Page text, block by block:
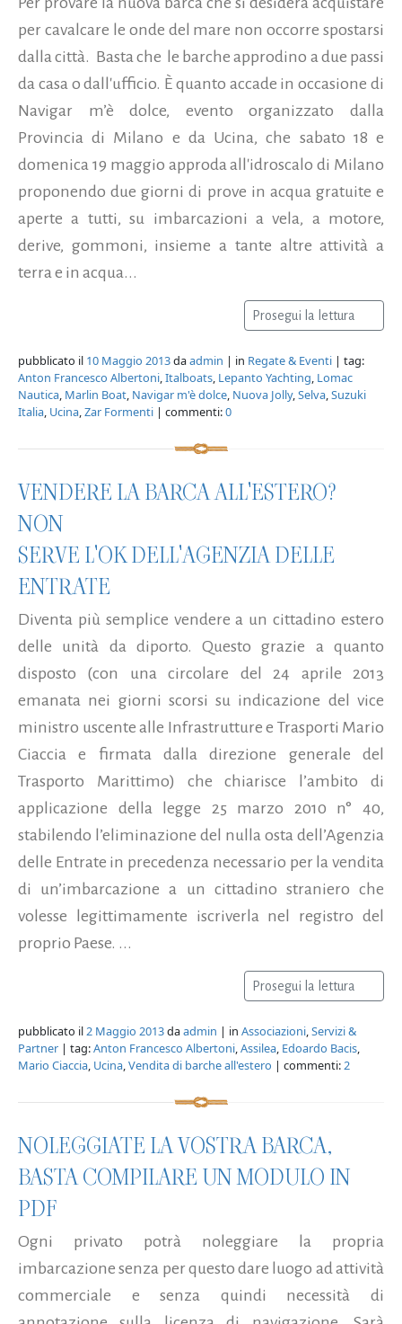
per cavalcare le onde del mare non occorre spostarsi
dalla città. Basta che le barche approdino a due passi
da casa o dall'ufficio. È quanto accade in occasione di
Navigar m’è dolce, evento organizzato dalla
Provincia di Milano e da Ucina, che sabato 18 e
domenica 19 maggio approda all'idroscalo di Milano
proponendo due giorni di prove in acqua gratuite e
aperte a tutti, su imbarcazioni a vela, a motore,
derive, gommoni, insieme a tante altre attività a
terra e in acqua...
Prosegui la lettura
pubblicato il 10 Maggio 2013daadmin | in Regate & Eventi | tag:
Anton Francesco Albertoni,Italboats, Lepanto Yachting, Lomac
Nautica, Marlin Boat, Navigar m'è dolce, Nuova Jolly,Selva,Suzuki
Italia, Ucina,Zar Formenti | commenti:0
VENDERE LA BARCA ALL'ESTERO?
NON
SERVE L'OK DELL'AGENZIA DELLE
ENTRATE
Diventa più semplice vendere a un cittadino estero
delle unità da diporto. Questo grazie a quanto
disposto (con una circolare del 24 aprile 2013
emanata nei giorni scorsi su indicazione del vice
ministro uscente alle Infrastrutture e Trasporti Mario
Ciaccia e firmata dalla direzione generale del
Trasporto Marittimo) che chiarisce l’ambito di
applicazione della legge 25 marzo 2010 n° 40,
stabilendo l’eliminazione del nulla osta dell’Agenzia
delle Entrate in precedenza necessario per la vendita
di un’imbarcazione a un cittadino straniero che
volesse legittimamente iscriverla nel registro del
proprio Paese. ...
Prosegui la lettura
pubblicato il2 Maggio 2013daadmin | in Associazioni,Servizi &
Partner | tag:Anton Francesco Albertoni,Assilea, Edoardo Bacis,
Mario Ciaccia, Ucina,Vendita di barche all'estero | commenti:2
NOLEGGIATE LA VOSTRA BARCA,
BASTA COMPILARE UN MODULO IN
PDF
Ogni privato potrà noleggiare la propria
imbarcazione senza per questo dare luogo ad attività
commerciale e senza quindi necessità di